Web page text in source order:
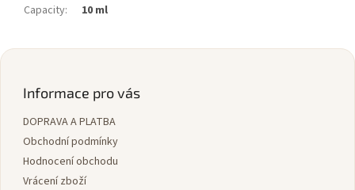
Capacity: 10 ml
Z
Informace pro vás
DOPRAVA A PLATBA
Obchodní podmínky
Hodnocení obchodu
Vrácení zboží